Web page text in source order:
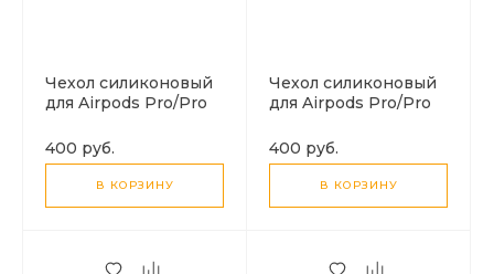
Чехол силиконовый
для Airpods Pro/Pro
лес с карабином
400 руб.
В КОРЗИНУ
Чехол силиконовый
для Airpods Pro/Pro
сиреневый с
карабином
400 руб.
В КОРЗИНУ